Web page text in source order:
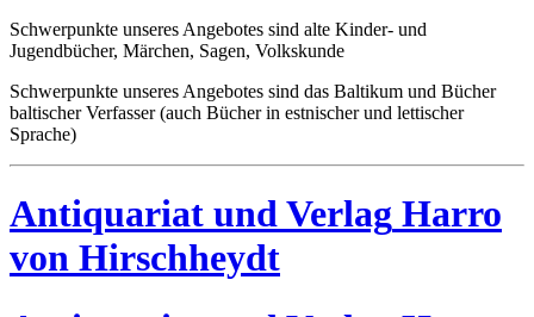
Schwerpunkte unseres Angebotes sind alte Kinder- und
Jugendbücher, Märchen, Sagen, Volkskunde
Schwerpunkte unseres Angebotes sind das Baltikum und Bücher
baltischer Verfasser (auch Bücher in estnischer und lettischer
Sprache)
Antiquariat und Verlag Harro
von Hirschheydt